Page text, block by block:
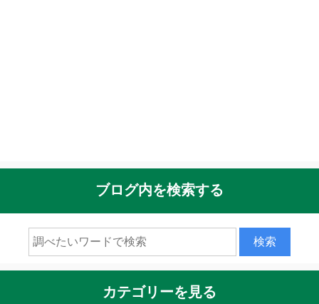
ブログ内を検索する
カテゴリーを見る